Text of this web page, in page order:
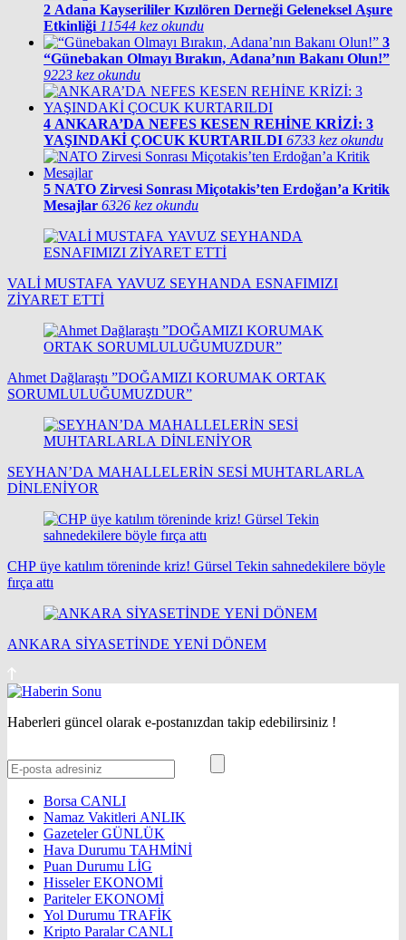
2 Adana Kayserililer Kızılören Derneği Geleneksel Aşure
Etkinliği 11544 kez okundu
3
“Günebakan Olmayı Bırakın, Adana’nın Bakanı Olun!”
9223 kez okundu
4 ANKARA’DA NEFES KESEN REHİNE KRİZİ: 3
YAŞINDAKİ ÇOCUK KURTARILDI 6733 kez okundu
5 NATO Zirvesi Sonrası Miçotakis’ten Erdoğan’a Kritik
Mesajlar 6326 kez okundu
VALİ MUSTAFA YAVUZ SEYHANDA ESNAFIMIZI
ZİYARET ETTİ
Ahmet Dağlaraştı ”DOĞAMIZI KORUMAK ORTAK
SORUMLULUĞUMUZDUR”
SEYHAN’DA MAHALLELERİN SESİ MUHTARLARLA
DİNLENİYOR
CHP üye katılım töreninde kriz! Gürsel Tekin sahnedekilere böyle
fırça attı
ANKARA SİYASETİNDE YENİ DÖNEM
Haberleri güncel olarak e-postanızdan takip edebilirsiniz !
Borsa CANLI
Namaz Vakitleri ANLIK
GazetelerGÜNLÜK
Hava Durumu TAHMİNİ
Puan Durumu LİG
HisselerEKONOMİ
ParitelerEKONOMİ
Yol Durumu TRAFİK
Kripto ParalarCANLI